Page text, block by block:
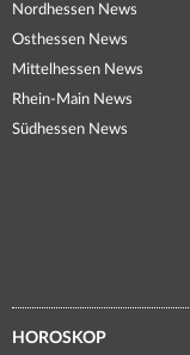
Nordhessen News
Osthessen News
Mittelhessen News
Rhein-Main News
Südhessen News
HOROSKOP